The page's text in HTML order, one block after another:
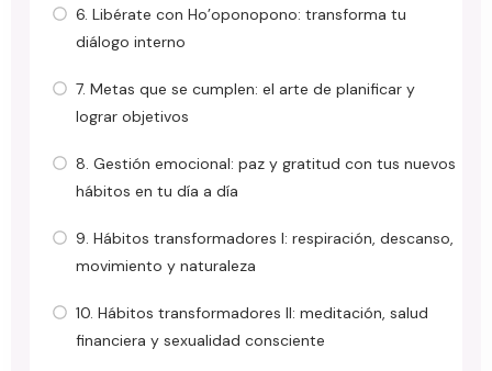
6. Libérate con Ho’oponopono: transforma tu
diálogo interno
7. Metas que se cumplen: el arte de planificar y
lograr objetivos
8. Gestión emocional: paz y gratitud con tus nuevos
hábitos en tu día a día
9. Hábitos transformadores I: respiración, descanso,
movimiento y naturaleza
10. Hábitos transformadores II: meditación, salud
financiera y sexualidad consciente